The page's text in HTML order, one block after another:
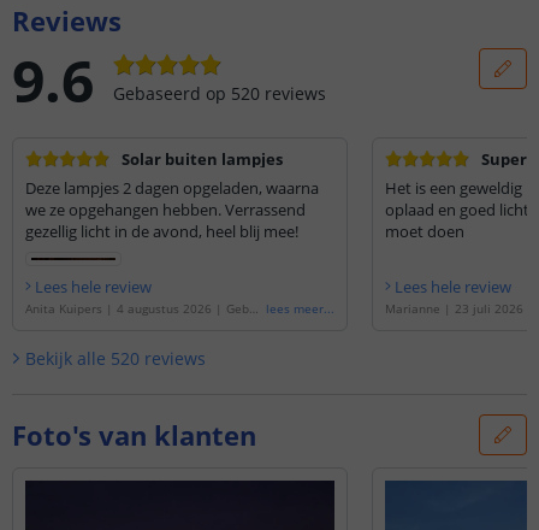
Reviews
9.6 Gebaseerd op 520 reviews
Solar buiten lampjes
Deze lampjes 2 dagen opgeladen, waarna
we ze opgehangen hebben. Verrassend
gezellig licht in de avond, heel blij mee!
Lees hele review
Anita Kuipers | 4 augustus 2026 | Gebas
lees meer...
Super
Het is een geweldig
oplaad en goed licht
moet doen
Lees hele review
Marianne | 23 juli 2026
Bekijk alle 520 reviews
Foto's van klanten